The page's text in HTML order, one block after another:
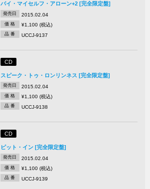
バイ・マイセルフ・アローン+2 [完全限定盤]
発売日 2015.02.04
価 格 ¥1,100 (税込)
品 番 UCCJ-9137
CD
スピーク・トゥ・ロンリンネス [完全限定盤]
発売日 2015.02.04
価 格 ¥1,100 (税込)
品 番 UCCJ-9138
CD
ピット・イン [完全限定盤]
発売日 2015.02.04
価 格 ¥1,100 (税込)
品 番 UCCJ-9139